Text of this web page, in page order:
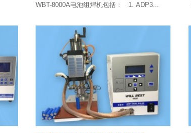
WBT-8000A电池组焊机包括： 1. ADP3...